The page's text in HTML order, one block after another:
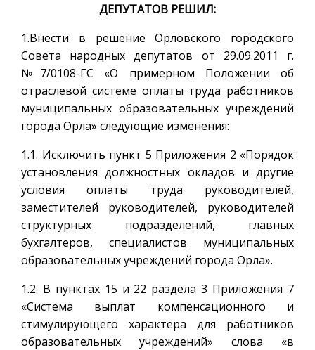
ДЕПУТАТОВ РЕШИЛ:
1.Внести в решение Орловского городского
Совета народных депутатов от 29.09.2011 г.
№7/0108-ГС «О примерном Положении об
отраслевой системе оплаты труда работников
муниципальных образовательных учреждений
города Орла» следующие изменения:
1.1. Исключить пункт 5 Приложения 2 «Порядок
установления должностных окладов и другие
условия оплаты труда руководителей,
заместителей руководителей, руководителей
структурных подразделений, главных
бухгалтеров, специалистов муниципальных
образовательных учреждений города Орла».
1.2. В пунктах 15 и 22 раздела 3 Приложения 7
«Система выплат компенсационного и
стимулирующего характера для работников
образовательных учреждений» слова «в